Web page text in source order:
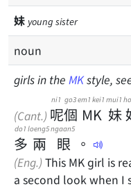
妹 young sister
noun
girls in the MKstyle,
(Cant.) 呢
ni1
個
go3
MK
em1 kei1
妹
mui1
多
do1
兩
loeng5
眼
ngaan5
。
(Eng.) This MK girl is
a second look when I